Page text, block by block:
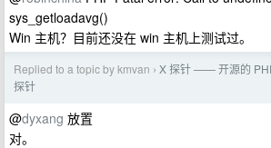
sys_getloadavg()
Win 主机？目前还没在 win 主机上测试过。
Replied to a topic by kmvan › X 探针 —— 开源的
探针
@dyxang 放置
对。